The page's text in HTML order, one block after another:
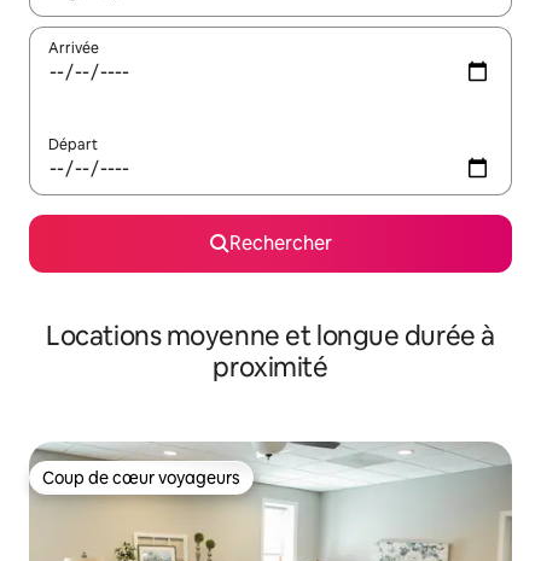
Arrivée
Départ
Rechercher
Locations moyenne et longue durée à
proximité
Coup de cœur voyageurs
Coup de cœur voyageurs